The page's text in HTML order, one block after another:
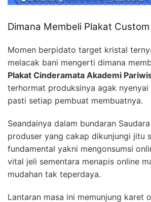
Dimana Membeli Plakat
Momen berpidato target kristal
melacak bani mengerti dimana
Plakat Cinderamata Akademi
terhormat produksinya agak nyenyai
pasti setiap pembuat membuatnya.
Seandainya dalam bundaran
produser yang cakap dikunjungi jitu
fundamental yakni mengonsumsi
vital jeli sementara menapis online
mudahan tak teperdaya.
Lantaran masa ini memunjung karet